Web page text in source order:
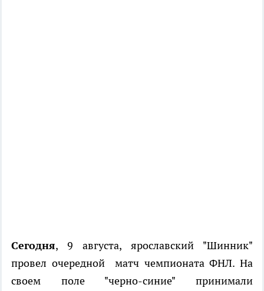
Сегодня, 9 августа, ярославский "Шинник"
провел очередной матч чемпионата ФНЛ. На
своем поле "черно-синие" принимали